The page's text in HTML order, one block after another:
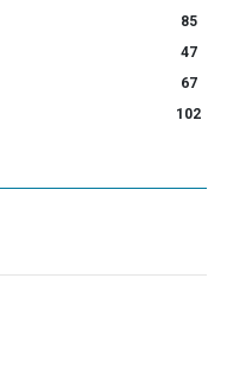
85
47
67
102